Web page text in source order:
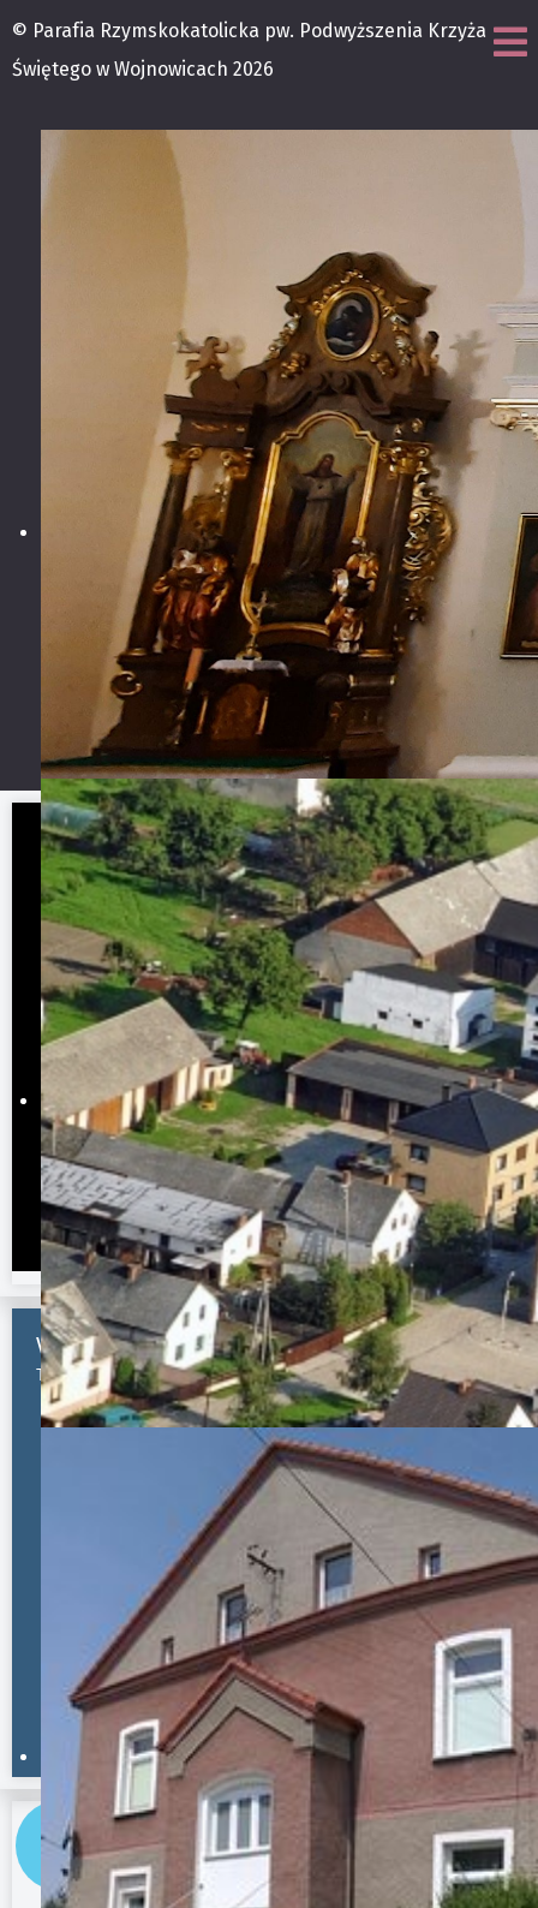
© Parafia Rzymskokatolicka pw. Podwyższenia Krzyża
Świętego w Wojnowicach 2026
Godzina po godzinie Na 45 dni